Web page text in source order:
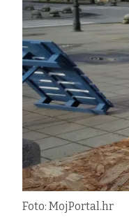
Foto: MojPortal.hr